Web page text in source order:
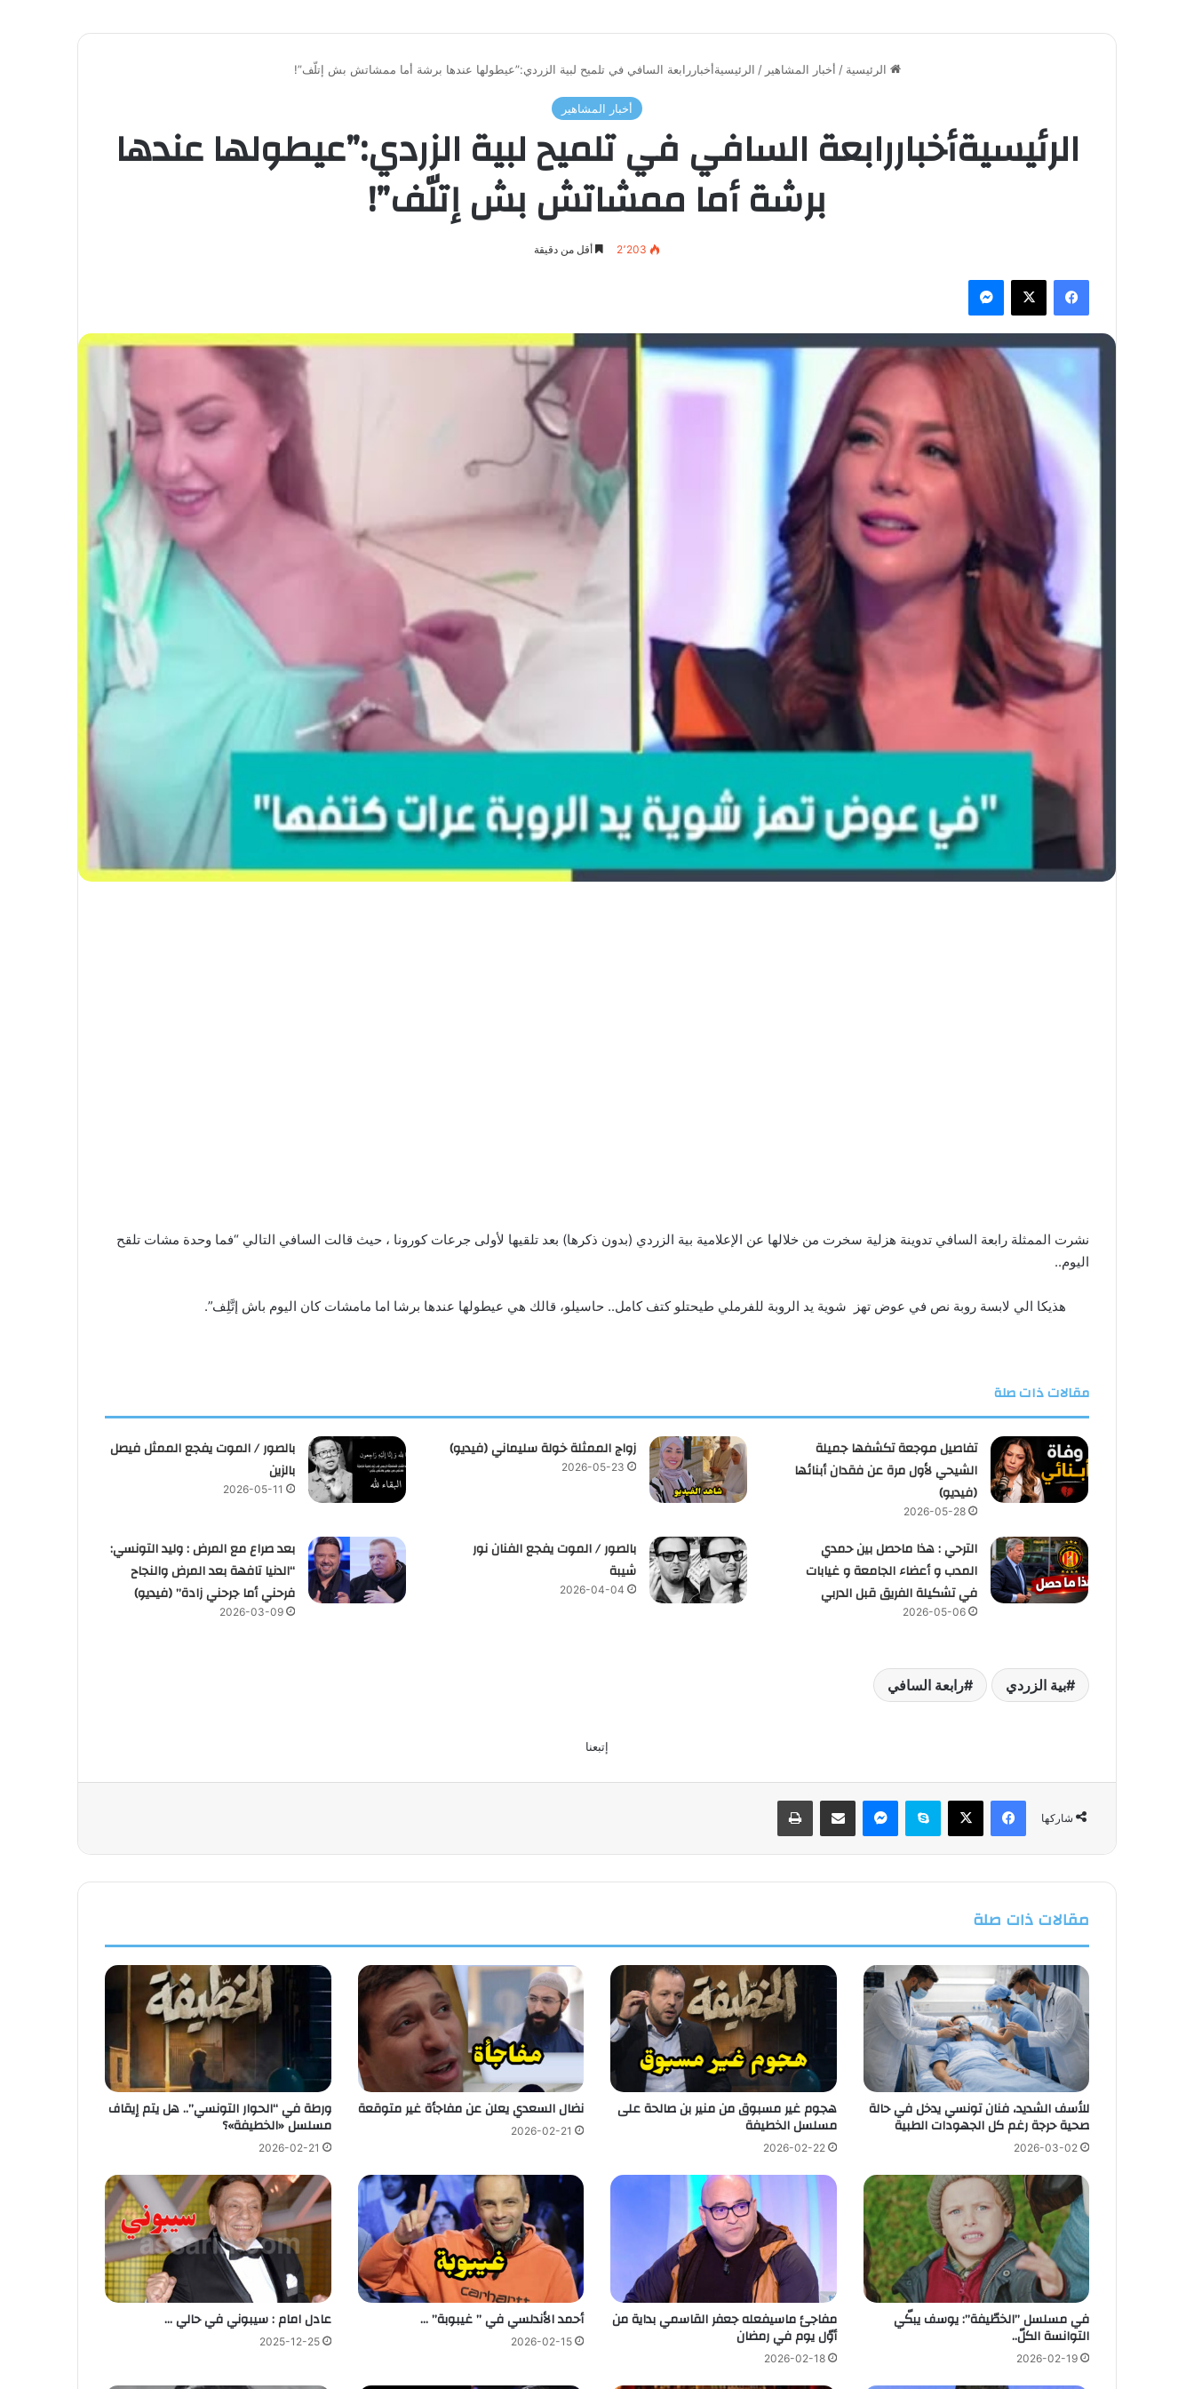
الرئيسية / أخبار المشاهير / الرئيسيةأخباررابعة السافي في تلميح لبية الزردي:”عيطولها عندها برشة أما ممشاتش بش إتلّف”!
أخبار المشاهير
الرئيسيةأخباررابعة السافي في تلميح لبية الزردي:”عيطولها عندها
برشة أما ممشاتش بش إتلّف”!
2٬203 أقل من دقيقة
فيسبوك
نشرت الممثلة رابعة السافي تدوينة هزلية سخرت من خلالها عن الإعلامية بية الزردي (بدون ذكرها) بعد تلقيها لأولى جرعات كورونا ، حيث قالت السافي التالي “فما وحدة مشات تلقح
اليوم..
هذيكا الي لابسة روبة نص في عوض تهز شوية يد الروبة للفرملي طيحتلو كتف كامل.. حاسيلو، قالك هي عيطولها عندها برشا اما مامشات كان اليوم باش إتَّلِف”.
مقالات ذات صلة
تفاصيل موجعة تكشفها جميلة
الشيحي لأول مرة عن فقدان أبنائها
(فيديو)
2026-05-28
زواج الممثلة خولة سليماني (فيديو)
2026-05-23
بالصور / الموت يفجع الممثل فيصل
بالزين
2026-05-11
الترحي : هذا ماحصل بين حمدي
المدب و أعضاء الجامعة و غيابات
في تشكيلة الفريق قبل الدربي
2026-05-06
بالصور / الموت يفجع الفنان نور
شيبة
2026-04-04
بعد صراع مع المرض : وليد التونسي:
“الدنيا تافهة بعد المرض والنجاح
فرحني أما جرحني زادة” (فيديو)
2026-03-09
بية الزردي رابعة السافي
إتبعنا
شاركها
فيسبوك سكايب
مقالات ذات صلة
للأسف الشديد، فنان تونسي يدخل في حالة
صحية حرجة رغم كل الجهودات الطبية
2026-03-02
هجوم غير مسبوق من منير بن صالحة على
مسلسل الخطيفة
2026-02-22
نضال السعدي يعلن عن مفاجأة غير متوقعة
2026-02-21
ورطة في “الحوار التونسي”.. هل يتم إيقاف
مسلسل «الخطيفة»؟
2026-02-21
في مسلسل ”الخطّيفة”: يوسف يبكّي
التوانسة الكلّ..
2026-02-19
مفاجئ ماسيفعله جعفر القاسمي بداية من
أوّل يوم في رمضان
2026-02-18
أحمد الأندلسي في ” غيبوبة” …
2026-02-15
عادل امام : سيبوني في حالي …
2025-12-25